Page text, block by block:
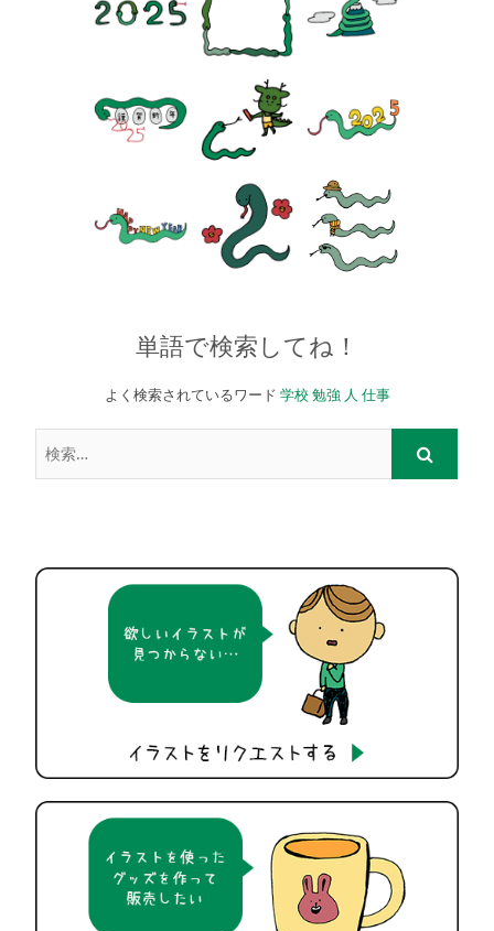
content
単語で検索してね！
よく検索されているワード 学校 勉強 人 仕事